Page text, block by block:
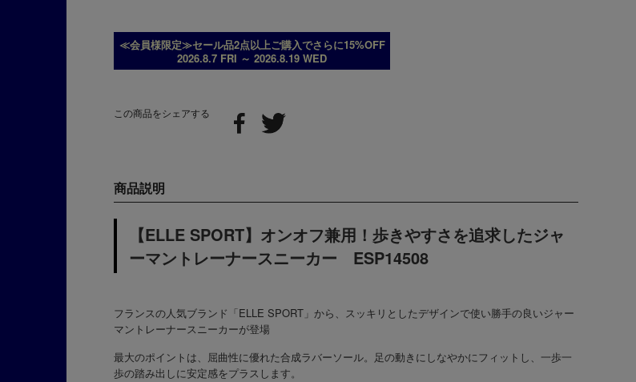
この商品をシェアする
商品説明
【ELLE SPORT】オンオフ兼用！歩きやすさを追求したジャ
ーマントレーナースニーカー ESP14508
フランスの人気ブランド「ELLE SPORT」から、 スッキリとしたデザインで使い勝手の良いジャー
マントレーナースニーカーが登場
最大のポイントは、屈曲性に優れた合成ラバーソール。足の動きにしなやかにフィットし、一歩一
歩の踏み出しに安定感をプラスします。
≪会員様限定≫セール品2点以上ご購入でさらに15%OFF
2026.8.7 FRI ～ 2026.8.19 WED